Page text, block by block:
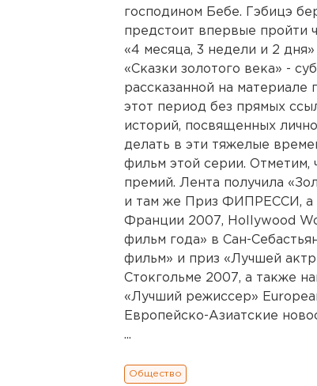
господином Бебе. Гэбицэ
предстоит впервые пройти
«4 месяца, 3 недели и 2
«Сказки золотого века» -
рассказанной на материале
этот период без прямых
историй, посвященных
делать в эти тяжелые
фильм этой серии. Отметим,
премий. Лента получила
и там же Приз ФИПРЕССИ, а
Франции 2007, Hollywood
фильм года» в Сан-
фильм» и приз «Лучшей
Стокгольме 2007, а также
«Лучший режиссер»
Европейско-Азиатские
...
Общество